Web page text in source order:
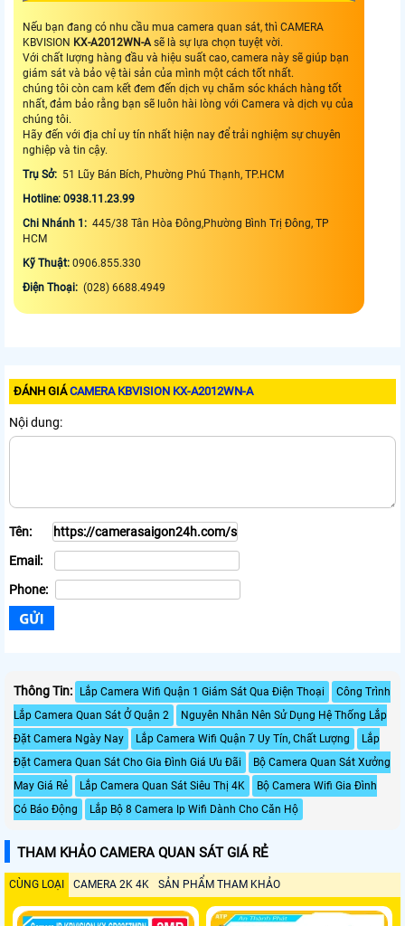
Nếu bạn đang có nhu cầu mua camera quan sát, thì CAMERA
KBVISION KX-A2012WN-Asẽ là sự lựa chọn tuyệt vời.
Với chất lượng hàng đầu và hiệu suất cao, camera này sẽ giúp bạn
giám sát và bảo vệ tài sản của mình một cách tốt nhất.
chúng tôi còn cam kết đem đến dịch vụ chăm sóc khách hàng tốt
nhất, đảm bảo rằng bạn sẽ luôn hài lòng với Camera và dịch vụ của
chúng tôi.
Hãy đến với địa chỉ uy tín nhất hiện nay để trải nghiệm sự chuyên
nghiệp và tin cậy.
Trụ Sở: 51 Lũy Bán Bích, Phường Phú Thạnh, TP.HCM
Hotline: 0938.11.23.99
Chi Nhánh 1: 445/38 Tân Hòa Đông,Phường Bình Trị Đông, TP
HCM
Kỹ Thuật: 0906.855.330
Điện Thoại: (028) 6688.4949
ĐÁNH GIÁCAMERA KBVISION KX-A2012WN-A
Nội dung:
Tên:
Email:
Phone:
Thông Tin: Lắp Camera Wifi Quận 1 Giám Sát Qua Điện Thoại
Công Trình
Lắp Camera Quan Sát Ở Quận 2
Nguyên Nhân Nên Sử Dụng Hệ Thống Lắp
Đặt Camera Ngày Nay
Lắp Camera Wifi Quận 7 Uy Tín, Chất Lượng
Lắp
Đặt Camera Quan Sát Cho Gia Đình Giá Ưu Đãi
Bộ Camera Quan Sát Xưởng
May Giá Rẻ
Lắp Camera Quan Sát Siêu Thị 4K
Bộ Camera Wifi Gia Đình
Có Báo Động
Lắp Bộ 8 Camera Ip Wifi Dành Cho Căn Hộ
THAM KHẢO CAMERA QUAN SÁT GIÁ RẺ
CÙNG LOẠI CAMERA 2K 4K SẢN PHẨM THAM KHẢO